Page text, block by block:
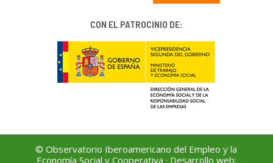
CON EL PATROCINIO DE:
© Observatorio Iberoamericano del Empleo y la
Economía Social y Cooperativa · Desarrollo web: